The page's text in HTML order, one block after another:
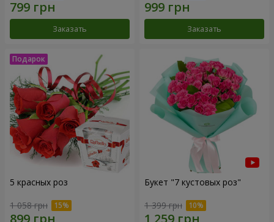
Заказать Заказать
5 красных роз
1 058 грн
Букет "7 кустовых роз"
1 399 грн